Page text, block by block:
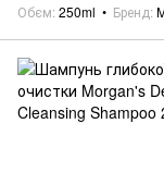
Обєм 250ml Бренд